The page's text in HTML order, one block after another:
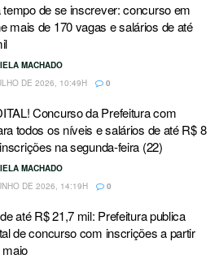
tempo de se inscrever: concurso em
mais de 170 vagas e salários de até
MACHADO
DE 2026, 10:49H
0
Concurso da Prefeitura com
todos os níveis e salários de até R$ 8
na segunda-feira (22)
MACHADO
DE 2026, 14:19H
0
até R$ 21,7 mil: Prefeitura publica
de concurso com inscrições a partir